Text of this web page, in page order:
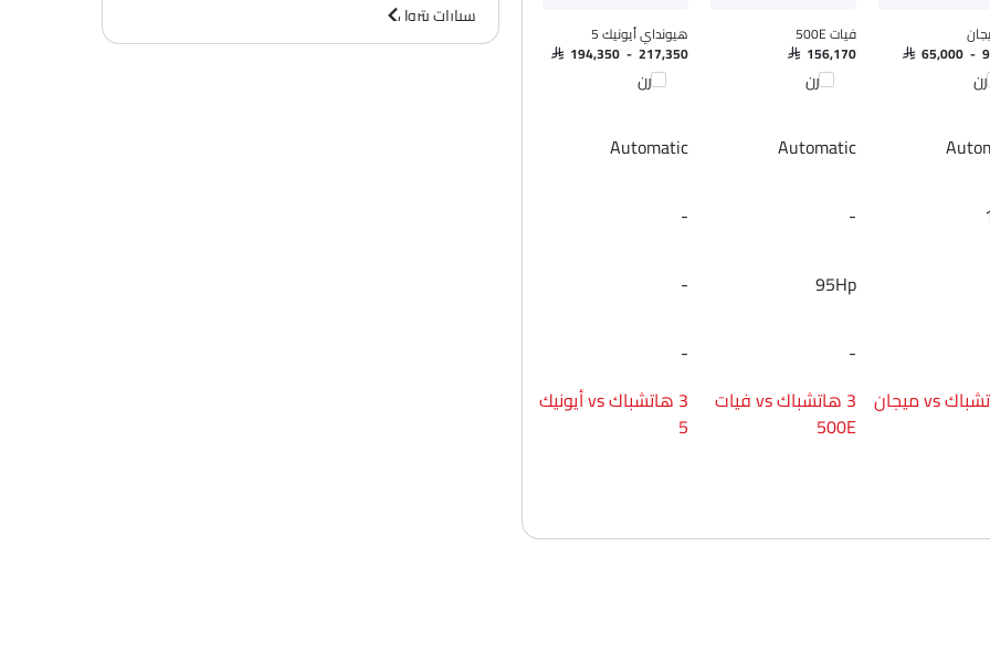
SAR 65,000 -
فيات 500E
SAR 156,170
قارن
هيونداي أيونيك 5
SAR 194,350 - 217,350
قارن
Automatic
Automatic
-
-
95Hp
-
-
-
3 هاتشباك vs فيات
500E
3 هاتشباك vs أيونيك
5
سيارات بترول